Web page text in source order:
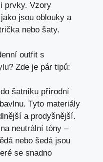
prvky. Vzory
jsou oblouky a
nebo šaty.
outfit s
Zde je pár tipů:
šatníku přírodní
Tyto materiály
a prodyšnější.
neutrální tóny –
nebo šedá jsou
se snadno